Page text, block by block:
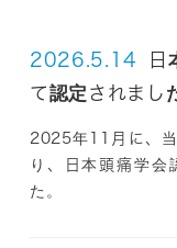
2026.5.14
日
て認定されまし
2025年11月に、
り、日本頭痛学会
た。